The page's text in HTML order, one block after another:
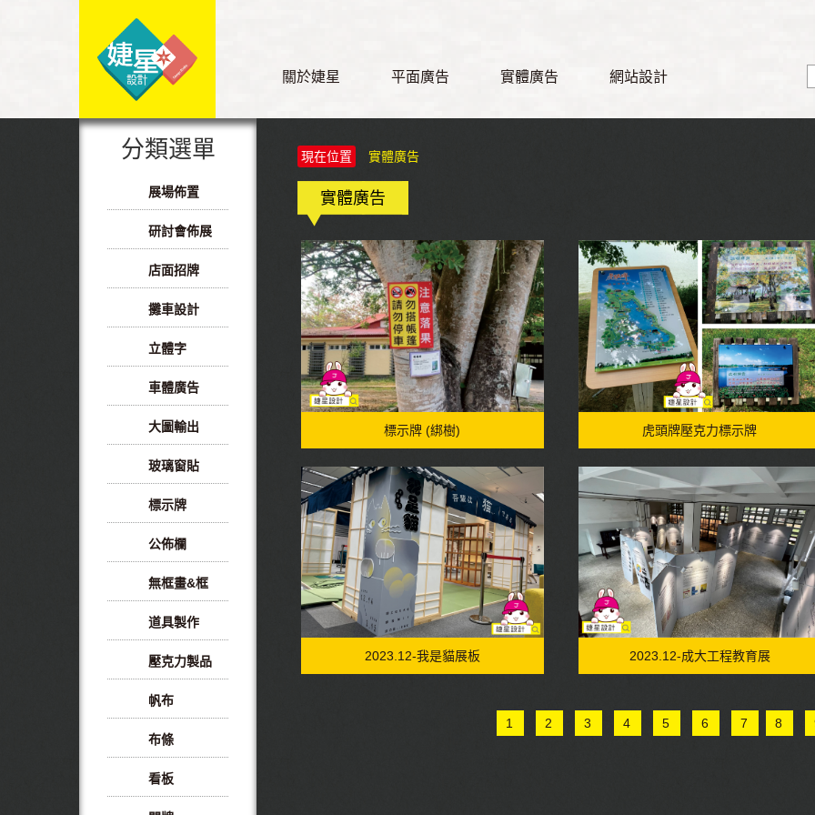
關於婕星 平面廣告 實體廣告 網站設計
分類選單
展場佈置
研討會佈展
店面招牌
攤車設計
立體字
車體廣告
大圖輸出
玻璃窗貼
標示牌
公佈欄
無框畫&框
道具製作
壓克力製品
帆布
布條
看板
現在位置 實體廣告
實體廣告
標示牌 (綁樹) 虎頭牌壓克力標示牌
2023.12-我是貓展板 2023.12-成大工程教育展
1 2 3 4 5 6 7 8